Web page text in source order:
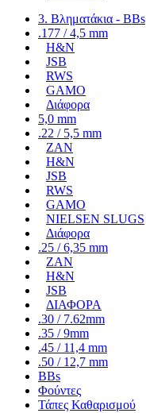
3. Βληματάκια - BBs
.177 / 4,5 mm
H&N
JSB
RWS
GAMO
Διάφορα
5,0 mm
.22 / 5,5 mm
ZAN
H&N
JSB
RWS
GAMO
NIELSEN SLUGS
Διάφορα
.25 / 6,35 mm
ZAN
H&N
JSB
ΔΙΑΦΟΡΑ
.30 / 7.62mm
.35 / 9mm
.45 / 11,4 mm
.50 / 12,7 mm
BBs
Φούντες
Τάπες Καθαρισμού